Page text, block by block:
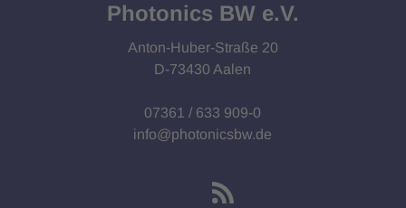
Photonics BW e.V.
Anton-Huber-Straße 20
D-73430 Aalen
07361 / 633 909-0
info@photonicsbw.de